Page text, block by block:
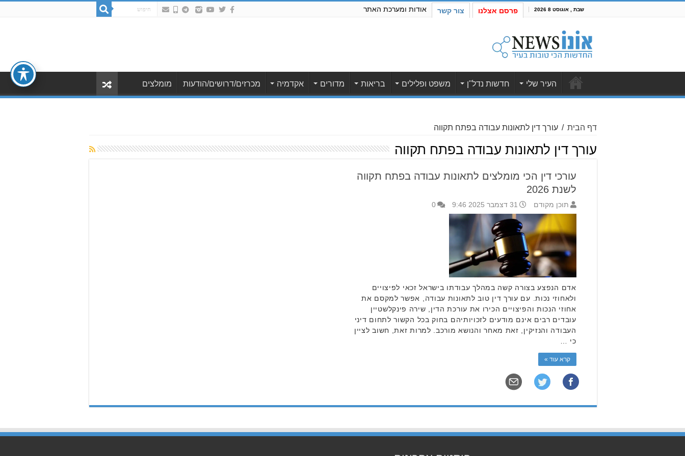
שבת , אוגוסט 8 2026 פרסם אצלנו צור קשר אודות ומערכת האתר
העיר שלי חדשות נדל"ן משפט ופלילים בריאות מדורים אקדמיה מכרזים/דרושים/הודעות מומלצים
דף הבית / עורך דין לתאונות עבודה בפתח תקווה
עורך דין לתאונות עבודה בפתח תקווה
עורכי דין הכי מומלצים לתאונות עבודה בפתח תקווה
לשנת 2026
תוכן מקודם 31 דצמבר 2025 9:46 0
אדם הנפצע בצורה קשה במהלך עבודתו בישראל זכאי לפיצויים
ולאחוזי נכות. עם עורך דין טוב לתאונות עבודה, אפשר למקסם את
אחוזי הנכות והפיצויים הכירו את עורכת הדין, שירה פינקלשטיין
עובדים רבים אינם מודעים לזכויותיהם בחוק בכל הקשור לתחום דיני
העבודה והנזיקין, זאת מאחר והנושא מורכב. למרות זאת, חשוב לציין
כי …
קרא עוד »